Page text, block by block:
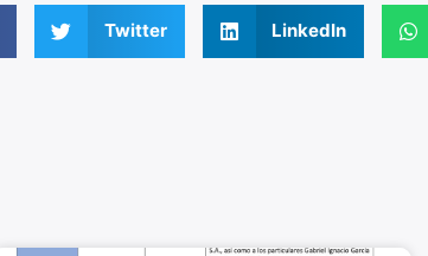
Twitter LinkedIn